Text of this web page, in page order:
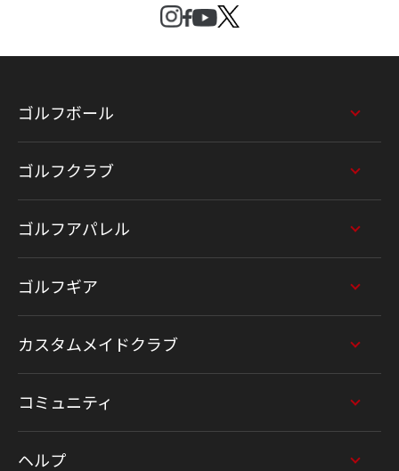
ゴルフボール
ゴルフクラブ
ゴルフアパレル
ゴルフギア
カスタムメイドクラブ
コミュニティ
ヘルプ